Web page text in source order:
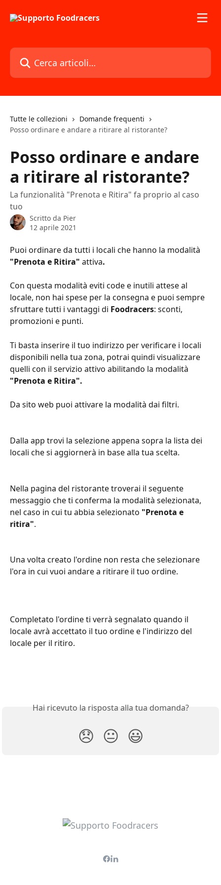
Cerca articoli…
Tutte le collezioni
Domande frequenti
Posso ordinare e andare a ritirare al ristorante?
Posso ordinare e andare
a ritirare al ristorante?
La funzionalità "Prenota e Ritira" fa proprio al caso
tuo
Scritto da Pier
12 aprile 2021
Puoi ordinare da tutti i locali che hanno la modalità
"Prenota e Ritira" attiva.
Con questa modalità eviti code e inutili attese al
locale, non hai spese per la consegna e puoi sempre
sfruttare tutti i vantaggi di Foodracers: sconti,
promozioni e punti.
Ti basta inserire il tuo indirizzo per verificare i locali
disponibili nella tua zona, potrai quindi visualizzare
quelli con il servizio attivo abilitando la modalità
"Prenota e Ritira".
Da sito web puoi attivare la modalità dai filtri.
Dalla app trovi la selezione appena sopra la lista dei
locali che si aggiornerà in base alla tua scelta.
Nella pagina del ristorante troverai il seguente
messaggio che ti conferma la modalità selezionata,
nel caso in cui tu abbia selezionato "Prenota e
ritira".
Una volta creato l'ordine non resta che selezionare
l'ora in cui vuoi andare a ritirare il tuo ordine.
Completato l'ordine ti verrà segnalato quando il
locale avrà accettato il tuo ordine e l'indirizzo del
locale per il ritiro.
Hai ricevuto la risposta alla tua domanda?
😞 😐 😃